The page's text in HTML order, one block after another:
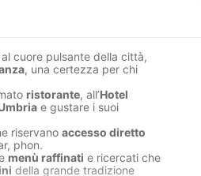
cuore pulsante della città,
, una certezza per chi
ristorante, all’Hotel
e gustare i suoi
riservano accesso diretto
phon.
menù raffinati e ricercati che
della grande tradizione